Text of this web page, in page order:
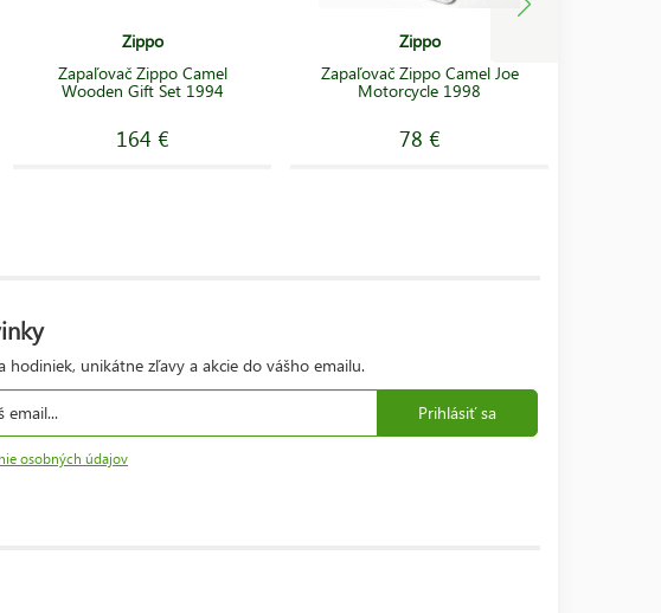
Zippo
Zapaľovač Zippo Camel
Wooden Gift Set 1994
164 €
Zippo
Zapaľovač Zippo Camel Joe
Motorcycle 1998
78 €
hodiniek, unikátne zľavy a akcie do vášho emailu.
Prihlásiť sa
osobných údajov